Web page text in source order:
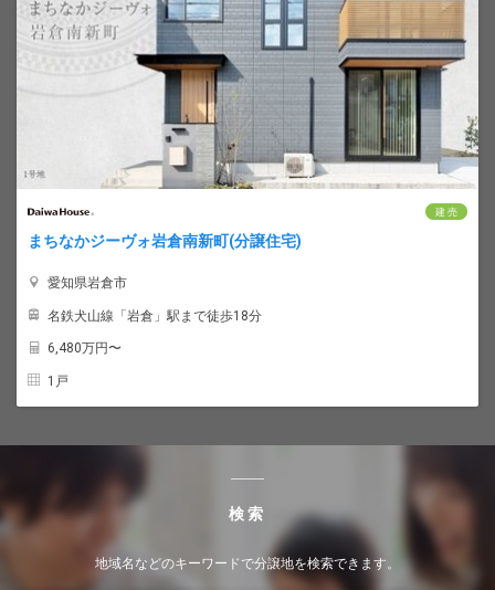
建 売
まちなかジーヴォ岩倉南新町(分譲住宅)
愛知県岩倉市
名鉄犬山線「岩倉」駅まで徒歩18分
6,480万円〜
1戸
検索
地域名などのキーワードで分譲地を検索できます。